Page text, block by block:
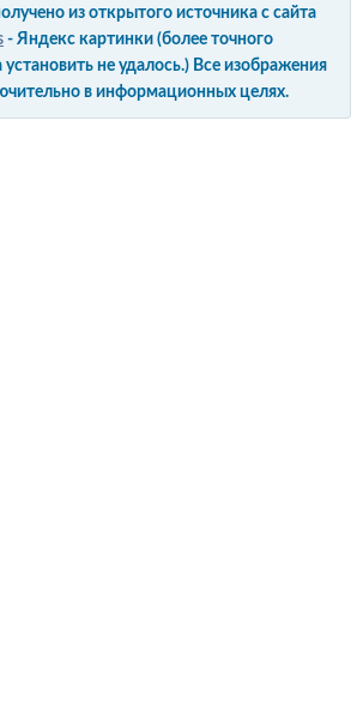
из открытого источника с сайта
- Яндекс картинки (более точного
установить не удалось.) Все изображения
в информационных целях.